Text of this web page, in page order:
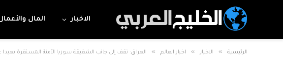
الاخبار المال
الرئيسية » الاخبار » اخبار العالم » العراق: نقف إلى جانب الشقيقة سوريا الآمنة المستقرة بعيدا